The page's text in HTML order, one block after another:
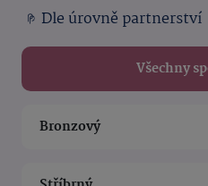
Dle úrovně partnerství
Všechny
Bronzový